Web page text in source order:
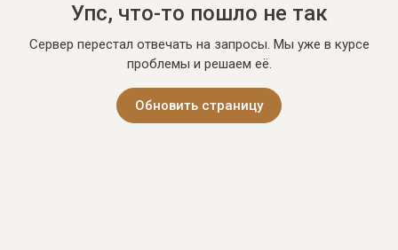
Упс, что-то пошло не так
Сервер перестал отвечать на запросы. Мы уже в курсе
проблемы и решаем её.
Обновить страницу